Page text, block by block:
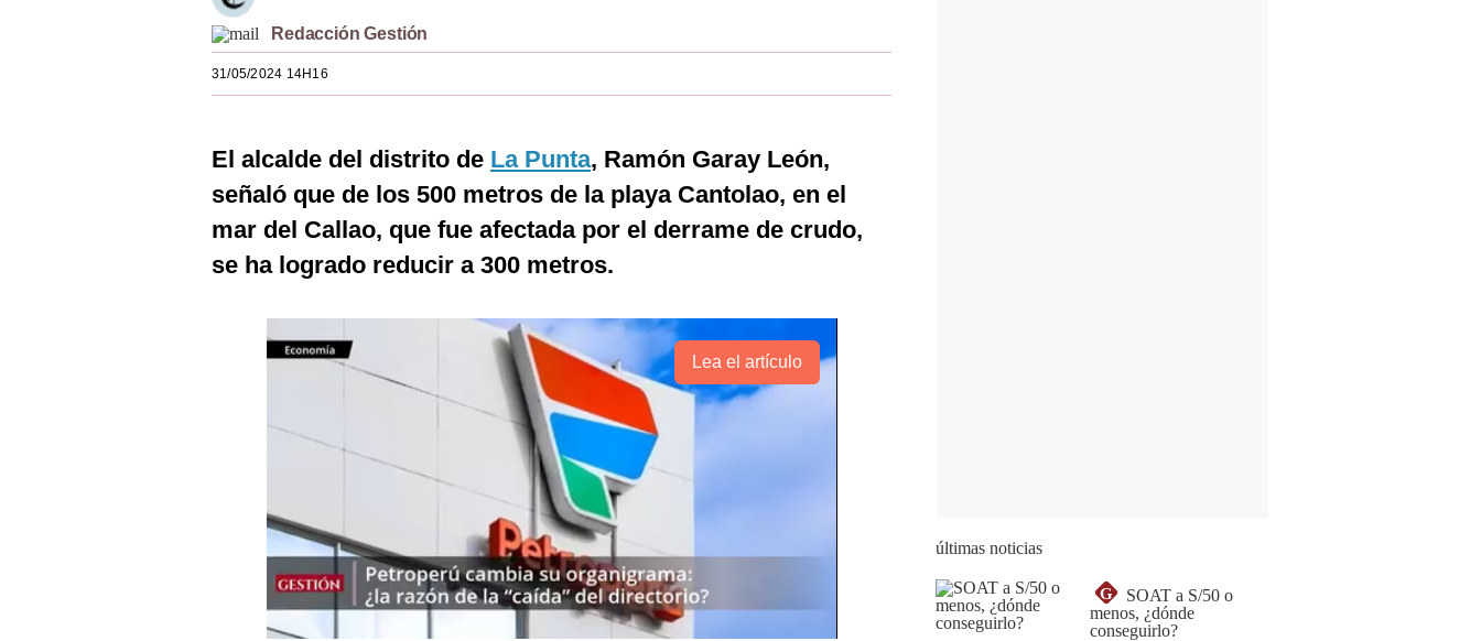
Redacción Gestión
31/05/2024 14H16
El alcalde del distrito de La Punta, Ramón Garay León,
señaló que de los 500 metros de la playa Cantolao, en el
mar del Callao, que fue afectada por el derrame de crudo,
se ha logrado reducir a 300 metros.
Lea el artículo
últimas noticias
G
SOAT a S/50 o
menos, ¿dónde
conseguirlo?